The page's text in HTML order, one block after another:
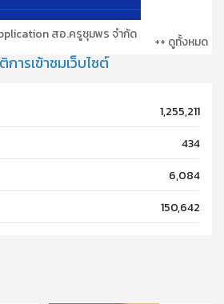
สอ.ครูชุมพร จำกัด ++ ดูทั้งหมด
การเข้าชมเว็บไซต์
1,255,211
434
6,084
150,642